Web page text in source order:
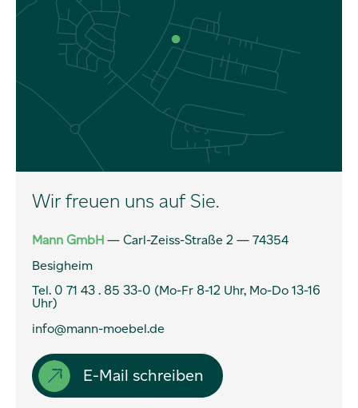
Über uns
Zahnarzt
Dentallabor
Ansprechpartner
Wir freuen uns auf Sie.
Mann GmbH — Carl-Zeiss-Straße 2 — 74354
Besigheim
Tel. 0 71 43 . 85 33-0 (Mo-Fr 8-12 Uhr, Mo-Do 13-16
Uhr)
info@mann-moebel.de
E-Mail schreiben